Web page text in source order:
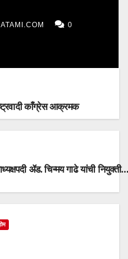
0
काँग्रेस आक्रमक
ॲड. चिन्मय गाढे यांची नियुक्ती…